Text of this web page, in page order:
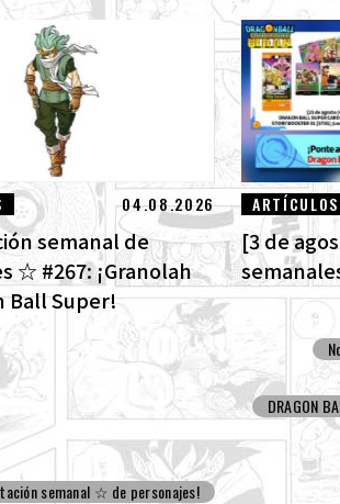
04.08.2026
semanal de
☆ #267: ¡Granolah
Ball Super!
semanal ☆ de personajes!
ARTÍCULOS
[3 de
DRAGON